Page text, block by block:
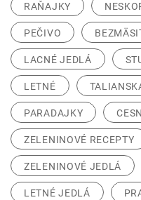
RAŇAJKY
PEČIVO
LACNÉ JEDLÁ
LETNÉ
PARADAJKY
ZELENINOVÉ RECEPTY
ZELENINOVÉ JEDLÁ
LETNÉ JEDLÁ